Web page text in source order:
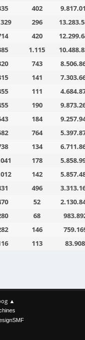
402
296
420
1.115
743
141
111
190
184
764
134
178
142
496
52
68
146
113 83.908
▲